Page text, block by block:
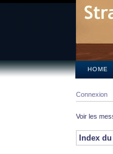
HOME
Connexion
Voir les
Index